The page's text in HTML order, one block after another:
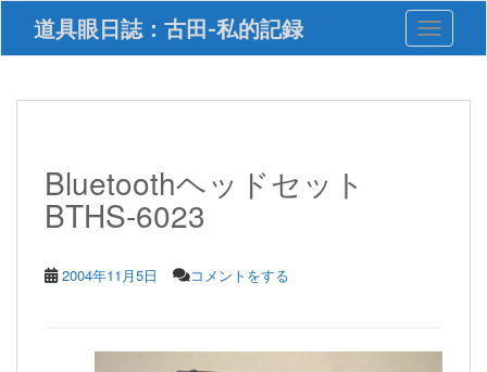
i
道具眼日誌：古田-私的記録 Toggle
Bluetoothヘッドセット
BTHS-6023
2004年11月5日 コメントをする